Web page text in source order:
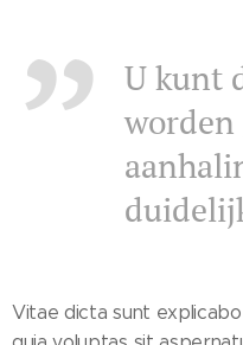
U kunt
Vitae dicta sunt